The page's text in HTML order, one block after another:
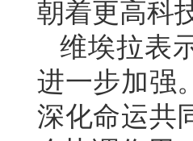
朝着更高科
维埃拉表
进一步加强
深化命运共